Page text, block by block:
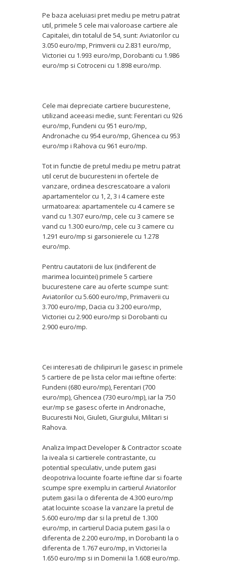
Pe baza aceluiasi pret mediu pe metru patrat
util, primele 5 cele mai valoroase cartiere ale
Capitalei, din totalul de 54, sunt: Aviatorilor cu
3.050 euro/mp, Primverii cu 2.831 euro/mp,
Victoriei cu 1.993 euro/mp, Dorobanti cu 1.986
euro/mp si Cotroceni cu 1.898 euro/mp.
Cele mai depreciate cartiere bucurestene,
utilizand aceeasi medie, sunt: Ferentari cu 926
euro/mp, Fundeni cu 951 euro/mp,
Andronache cu 954 euro/mp, Ghencea cu 953
euro/mp i Rahova cu 961 euro/mp.
Tot in functie de pretul mediu pe metru patrat
util cerut de bucuresteni in ofertele de
vanzare, ordinea descrescatoare a valorii
apartamentelor cu 1, 2, 3 i 4 camere este
urmatoarea: apartamentele cu 4 camere se
vand cu 1.307 euro/mp, cele cu 3 camere se
vand cu 1.300 euro/mp, cele cu 3 camere cu
1.291 euro/mp si garsonierele cu 1.278
euro/mp.
Pentru cautatorii de lux (indiferent de
marimea locuintei) primele 5 cartiere
bucurestene care au oferte scumpe sunt:
Aviatorilor cu 5.600 euro/mp, Primaverii cu
3.700 euro/mp, Dacia cu 3.200 euro/mp,
Victoriei cu 2.900 euro/mp si Dorobanti cu
2.900 euro/mp.
Cei interesati de chilipiruri le gasesc in primele
5 cartiere de pe lista celor mai ieftine oferte:
Fundeni (680 euro/mp), Ferentari (700
euro/mp), Ghencea (730 euro/mp), iar la 750
eur/mp se gasesc oferte in Andronache,
Bucurestii Noi, Giuleti, Giurgiului, Militari si
Rahova.
Analiza Impact Developer & Contractor scoate
la iveala si cartierele contrastante, cu
potential speculativ, unde putem gasi
deopotriva locuinte foarte ieftine dar si foarte
scumpe spre exemplu in cartierul Aviatorilor
putem gasi la o diferenta de 4.300 euro/mp
atat locuinte scoase la vanzare la pretul de
5.600 euro/mp dar si la pretul de 1.300
euro/mp, in cartierul Dacia putem gasi la o
diferenta de 2.200 euro/mp, in Dorobanti la o
diferenta de 1.767 euro/mp, in Victoriei la
1.650 euro/mp si in Domenii la 1.608 euro/mp.